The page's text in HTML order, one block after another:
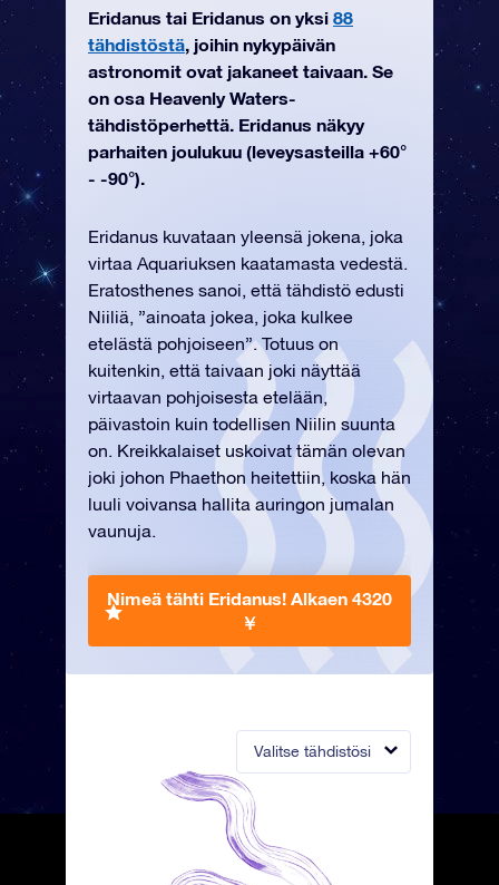
Valitse tähdistösi
Eridanus tai Eridanus on yksi 88
tähdistöstä, joihin nykypäivän
astronomit ovat jakaneet taivaan. Se
on osa Heavenly Waters-
tähdistöperhettä. Eridanus näkyy
parhaiten joulukuu (leveysasteilla +60°
- -90°).
Eridanus kuvataan yleensä jokena, joka
virtaa Aquariuksen kaatamasta vedestä.
Eratosthenes sanoi, että tähdistö edusti
Niiliä, ”ainoata jokea, joka kulkee
etelästä pohjoiseen”. Totuus on
kuitenkin, että taivaan joki näyttää
virtaavan pohjoisesta etelään,
päivastoin kuin todellisen Niilin suunta
on. Kreikkalaiset uskoivat tämän olevan
joki johon Phaethon heitettiin, koska hän
luuli voivansa hallita auringon jumalan
vaunuja.
Nimeä tähti Eridanus! Alkaen 4320
￥